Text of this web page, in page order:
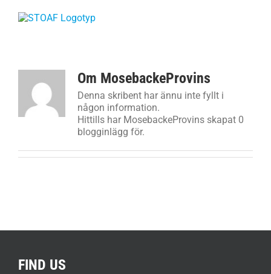
Om MosebackeProvins
Denna skribent har ännu inte fyllt i
någon information.
Hittills har MosebackeProvins skapat 0
blogginlägg för.
FIND US